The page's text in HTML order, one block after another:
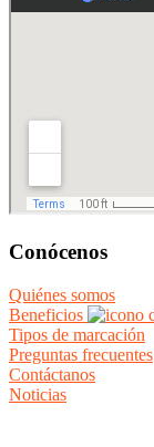
Conócenos
Quiénes somos
Beneficios
Tipos de marcación
Preguntas frecuentes
Contáctanos
Noticias